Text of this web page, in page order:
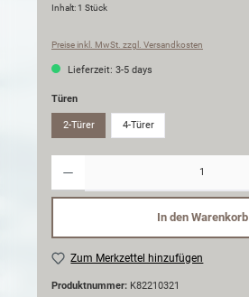
Inhalt:1 Stück
Preise inkl. MwSt. zzgl. Versandkosten
Lieferzeit: 3-5 days
Türen
2-Türer 4-Türer
In den Warenkorb
Zum Merkzettel hinzufügen
Produktnummer: K82210321